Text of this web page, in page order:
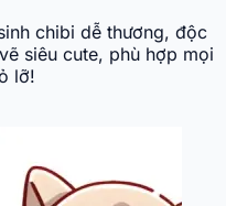
chibi dễ thương, độc
siêu cute, phù hợp mọi
lỡ!